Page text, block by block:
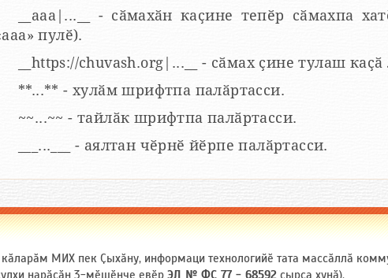
__aaa|...__ - сӑмахӑн каҫине тепӗр сӑмахпа
пулӗ).
__https://chuvash.org|...__ - сӑмах ҫине тулаш каҫӑ
**...** - хулӑм шрифтпа палӑртасси.
~~...~~ - тайлӑк шрифтпа палӑртасси.
___...___ - аялтан чӗрнӗ йӗрпе палӑртасси.
МИХ пек Ҫыхӑну, информаци технологийӗ тата массӑллӑ
нарӑсӑн 3-мӗшӗнче евӗр ЭЛ № ФС 77 - 68592 ҫырса хунӑ).